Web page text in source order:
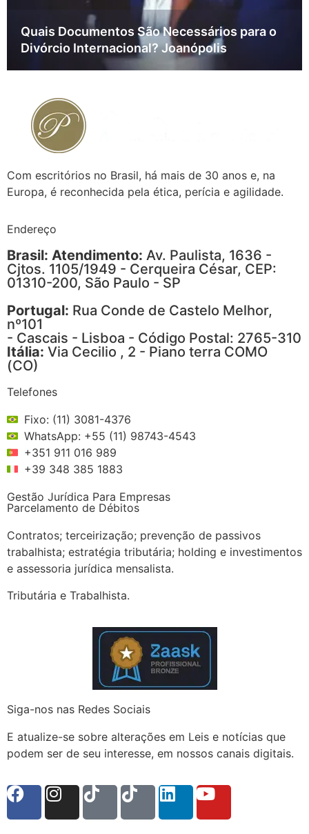
Quais Documentos São Necessários para o
Divórcio Internacional? Joanópolis
Com escritórios no Brasil, há mais de 30 anos e, na
Europa, é reconhecida pela ética, perícia e agilidade.
Endereço
Brasil: Atendimento: Av. Paulista, 1636 -
Cjtos. 1105/1949 - Cerqueira César, CEP:
01310-200, São Paulo - SP
Portugal: Rua Conde de Castelo Melhor,
nº101
- Cascais - Lisboa - Código Postal: 2765-310
Itália: Via Cecilio , 2 - Piano terra COMO
(CO)
Telefones
Fixo: (11) 3081-4376
WhatsApp: +55 (11) 98743-4543
+351 911 016 989
+39 348 385 1883
Gestão Jurídica Para Empresas
Parcelamento de Débitos
Contratos; terceirização; prevenção de passivos
trabalhista; estratégia tributária; holding e investimentos
e assessoria jurídica mensalista.
Tributária e Trabalhista.
Siga-nos nas Redes Sociais
E atualize-se sobre alterações em Leis e notícias que
podem ser de seu interesse, em nossos canais digitais.